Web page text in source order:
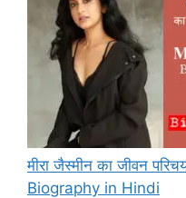
मीरा जैस्मीन का जीवन
Biography in Hindi